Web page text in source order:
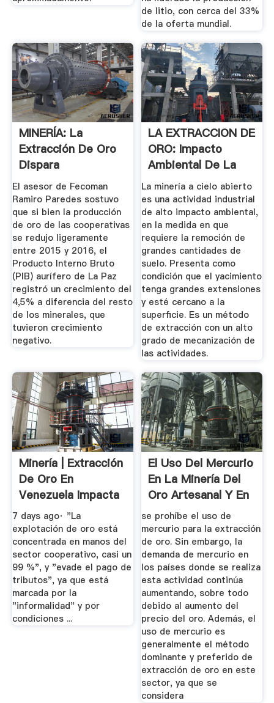
de litio, con cerca del 33%
de la oferta mundial.
MINERÍA: La
Extracción De Oro
Dispara
Importaciones De ...
El asesor de Fecoman
Ramiro Paredes sostuvo
que si bien la producción
de oro de las cooperativas
se redujo ligeramente
entre 2015 y 2016, el
Producto Interno Bruto
(PIB) aurífero de La Paz
registró un crecimiento del
4,5% a diferencia del resto
de los minerales, que
tuvieron crecimiento
negativo.
LA EXTRACCION DE
ORO: Impacto
Ambiental De La
Extracción ...
La minería a cielo abierto
es una actividad industrial
de alto impacto ambiental,
en la medida en que
requiere la remoción de
grandes cantidades de
suelo. Presenta como
condición que el yacimiento
tenga grandes extensiones
y esté cercano a la
superficie. Es un método
de extracción con un alto
grado de mecanización de
las actividades.
Minería | Extracción
De Oro En
Venezuela Impacta
A La ...
7 days ago· "La
explotación de oro está
concentrada en manos del
sector cooperativo, casi un
99 %", y "evade el pago de
tributos", ya que está
marcada por la
"informalidad" y por
condiciones ...
El Uso Del Mercurio
En La Minería Del
Oro Artesanal Y En
...
se prohíbe el uso de
mercurio para la extracción
de oro. Sin embargo, la
demanda de mercurio en
los países donde se realiza
esta actividad continúa
aumentando, sobre todo
debido al aumento del
precio del oro. Además, el
uso de mercurio es
generalmente el método
dominante y preferido de
extracción de oro en este
sector, ya que se
considera